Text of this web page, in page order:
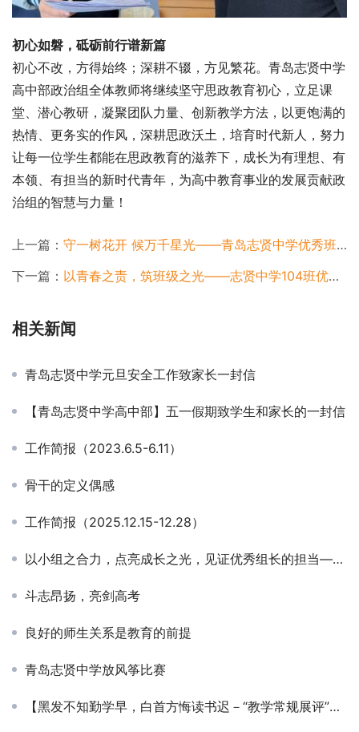
初心如磐，砥砺前行谱新篇
初心不改，方得始终；深耕不辍，方见繁花。青岛志贤中学
高中部政治组全体教师将继续坚守思政教育初心，立足课
堂、潜心教研，凝聚团队力量、创新教学方法，以更饱满的
热情、更务实的作风，深耕思政沃土，培育时代新人，努力
让每一位学生都能在思政教育的滋养下，成长为有理想、有
本领、有担当的新时代青年，为高中教育事业的发展贡献政
治组的智慧与力量！
上一篇： 守一树花开 候万千星光——青岛志贤中学优秀班主任郑万鹏
下一篇： 以青春之责，筑班级之光——志贤中学104班优秀班委风采
相关新闻
青岛志贤中学元旦安全工作致家长一封信
【青岛志贤中学高中部】五一假期致学生和家长的一封信
工作简报（2023.6.5-6.11）
骨干的定义偶感
工作简报（2025.12.15-12.28）
以小组之合力，点亮成长之光，见证优秀组长的担当——青岛志贤中学高一五班优秀学习小组及组长风采展示
斗志昂扬，亮剑高考
良好的师生关系是教育的前提
青岛志贤中学放风筝比赛
【黑发不知勤学早，白首方悔读书迟－“教学常规展评”活动顺利开展！】业精于勤，荒于嬉。